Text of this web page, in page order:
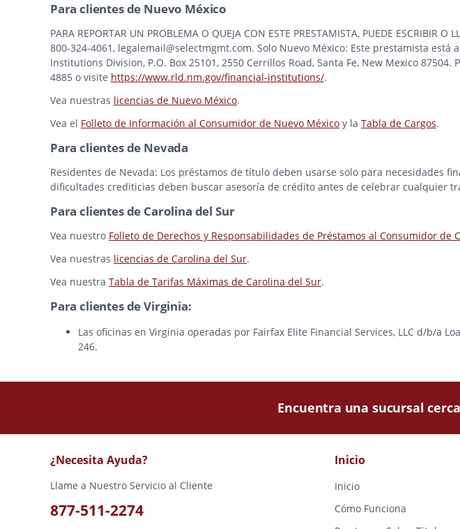
Para clientes de Nuevo México
PARA REPORTAR UN PROBLEMA O QUEJA CON ESTE PRESTAMISTA, PUEDE
800-324-4061, legalemail@selectmgmt.com. Solo Nuevo México: Este prestamista
Institutions Division, P.O. Box 25101, 2550 Cerrillos Road, Santa Fe, New Mexico
4885 o visite https://www.rld.nm.gov/financial-institutions/.
Vea nuestras licencias de Nuevo México.
Vea el Folleto de Información al Consumidor de Nuevo México y la Tabla de Cargos.
Para clientes de Nevada
Residentes de Nevada: Los préstamos de título deben usarse solo para necesidades
dificultades crediticias deben buscar asesoría de crédito antes de celebrar cualquier
Para clientes de Carolina del Sur
Vea nuestro Folleto de Derechos y Responsabilidades de Préstamos al Consumidor de
Vea nuestras licencias de Carolina del Sur.
Vea nuestra Tabla de Tarifas Máximas de Carolina del Sur.
Para clientes de Virginia:
Las oficinas en Virginia operadas por Fairfax Elite Financial Services, LLC d/b/a
246.
Encuentra una sucursal
¿Necesita Ayuda?
Llame a Nuestro Servicio al Cliente
877-511-2274
Inicio
Inicio
Cómo Funciona